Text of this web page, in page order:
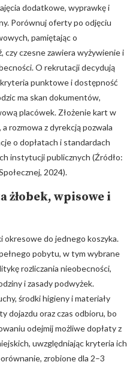
dodatkowe, wyprawkę i
Porównuj oferty po odjęciu
pamiętając o
czy czesne zawiera wyżywienie i
O rekrutacji decydują
punktowe i dostępność
ma skan dokumentów,
placówek. Złożenie kart w
rozmowa z dyrekcją pozwala
o dopłatach i standardach
instytucji publicznych (Źródło:
2024).
żłobek, wpisowe i
okresowe do jednego koszyka.
pobytu, w tym wybrane
rozliczania nieobecności,
i zasady podwyżek.
środki higieny i materiały
dojazdu oraz czas odbioru, bo
odejmij możliwe dopłaty z
uwzględniając kryteria ich
zrobione dla 2–3